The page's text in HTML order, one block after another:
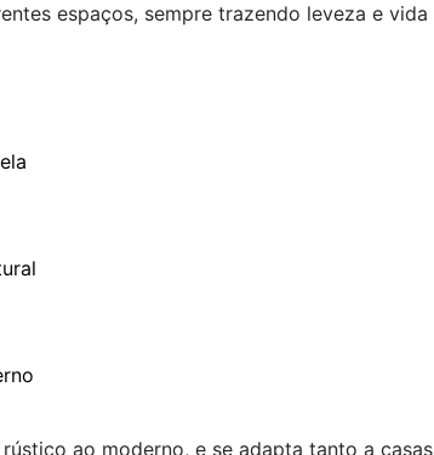
espaços, sempre trazendo leveza e vida
ao moderno, e se adapta tanto a casas